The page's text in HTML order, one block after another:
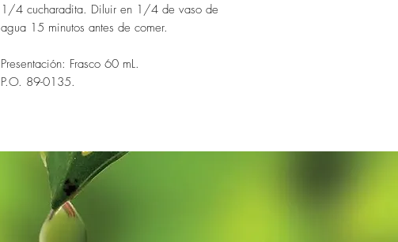
1/4 cucharadita. Diluir en 1/4 de vaso de
agua 15 minutos antes de comer.
Presentación: Frasco 60 mL.
P.O. 89-0135.